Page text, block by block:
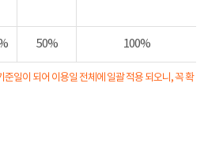
50% 100%
일이 되어 이용일 전체에 일괄 적용 되오니, 꼭 확